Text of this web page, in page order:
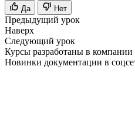
Да Нет
Предыдущий урок
Наверх
Следующий урок
Курсы разработаны в компании
Новинки документации в